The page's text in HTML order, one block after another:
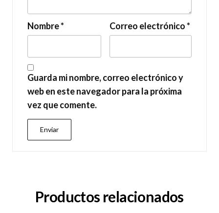
Nombre* Correo electrónico*
Guarda mi nombre, correo electrónico y
web en este navegador para la próxima
vez que comente.
Productos relacionados